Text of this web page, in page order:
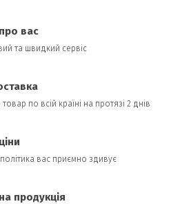
вас
та швидкий сервіс
по всій країні на протязі 2 днів
вас приємно здивує
продукція